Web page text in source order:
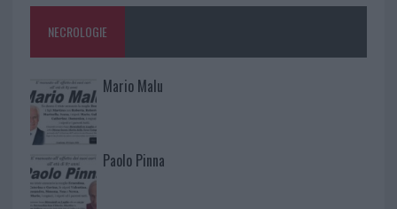
NECROLOGIE
Mario Malu
Paolo Pinna